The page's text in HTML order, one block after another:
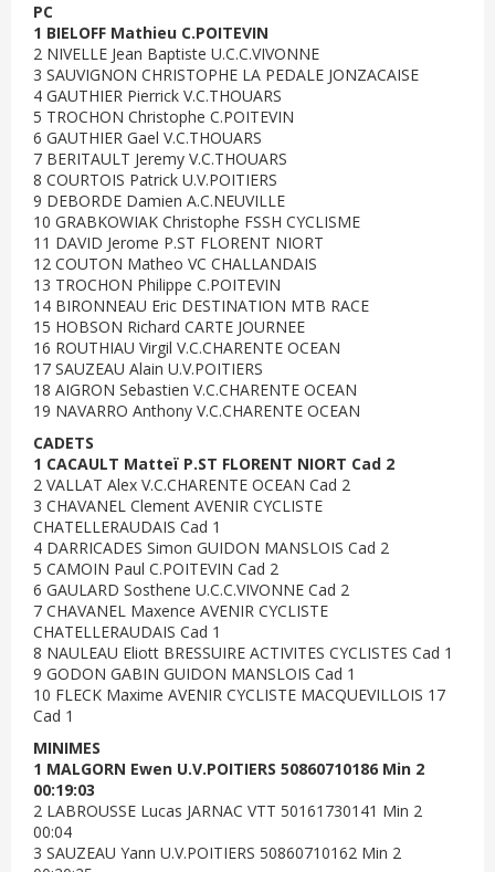
PC
1 BIELOFF Mathieu C.POITEVIN
2 NIVELLE Jean Baptiste U.C.C.VIVONNE
3 SAUVIGNON CHRISTOPHE LA PEDALE JONZACAISE
4 GAUTHIER Pierrick V.C.THOUARS
5 TROCHON Christophe C.POITEVIN
6 GAUTHIER Gael V.C.THOUARS
7 BERITAULT Jeremy V.C.THOUARS
8 COURTOIS Patrick U.V.POITIERS
9 DEBORDE Damien A.C.NEUVILLE
10 GRABKOWIAK Christophe FSSH CYCLISME
11 DAVID Jerome P.ST FLORENT NIORT
12 COUTON Matheo VC CHALLANDAIS
13 TROCHON Philippe C.POITEVIN
14 BIRONNEAU Eric DESTINATION MTB RACE
15 HOBSON Richard CARTE JOURNEE
16 ROUTHIAU Virgil V.C.CHARENTE OCEAN
17 SAUZEAU Alain U.V.POITIERS
18 AIGRON Sebastien V.C.CHARENTE OCEAN
19 NAVARRO Anthony V.C.CHARENTE OCEAN
CADETS
1 CACAULT Matteï P.ST FLORENT NIORT Cad 2
2 VALLAT Alex V.C.CHARENTE OCEAN Cad 2
3 CHAVANEL Clement AVENIR CYCLISTE
CHATELLERAUDAIS Cad 1
4 DARRICADES Simon GUIDON MANSLOIS Cad 2
5 CAMOIN Paul C.POITEVIN Cad 2
6 GAULARD Sosthene U.C.C.VIVONNE Cad 2
7 CHAVANEL Maxence AVENIR CYCLISTE
CHATELLERAUDAIS Cad 1
8 NAULEAU Eliott BRESSUIRE ACTIVITES CYCLISTES Cad 1
9 GODON GABIN GUIDON MANSLOIS Cad 1
10 FLECK Maxime AVENIR CYCLISTE MACQUEVILLOIS 17
Cad 1
MINIMES
1 MALGORN Ewen U.V.POITIERS 50860710186 Min 2
00:19:03
2 LABROUSSE Lucas JARNAC VTT 50161730141 Min 2
00:04
3 SAUZEAU Yann U.V.POITIERS 50860710162 Min 2